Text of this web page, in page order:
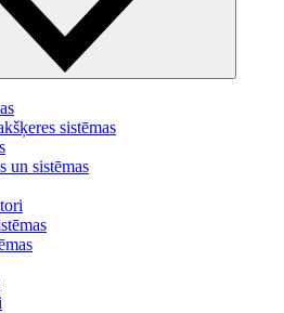
sistēmas
un sistēmas